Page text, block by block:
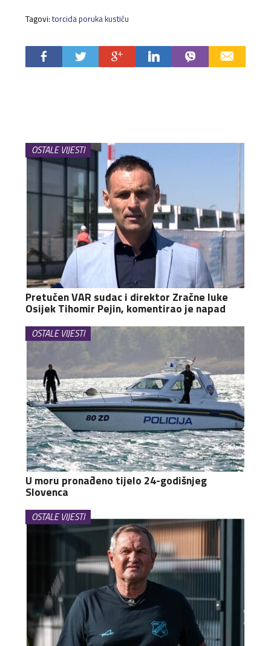
Tagovi:torcida poruka kustiću
OSTALE VIJESTI
Pretučen VAR sudac i direktor Zračne luke
Osijek Tihomir Pejin, komentirao je napad
OSTALE VIJESTI
U moru pronađeno tijelo 24-godišnjeg
Slovenca
OSTALE VIJESTI